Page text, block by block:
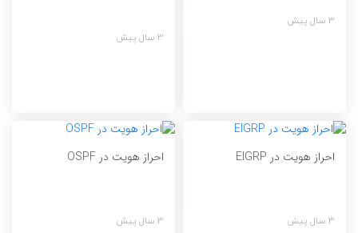
3 سال پیش
3 سال پیش
احراز هویت در EIGRP
3 سال پیش
احراز هویت در OSPF
3 سال پیش